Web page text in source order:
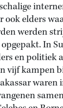
ook elders
werden
In
en politiek
vijf kampen
waren